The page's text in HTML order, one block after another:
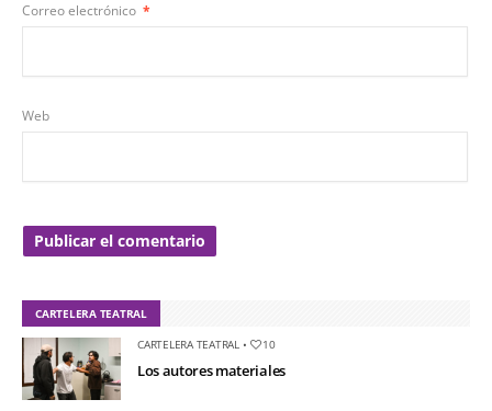
Correo electrónico *
Web
CARTELERA TEATRAL
CARTELERA TEATRAL• 10
Los autores materiales